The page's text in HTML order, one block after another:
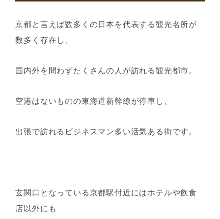
京都と言えば数多くの日本を代表する観光名所が
数多く存在し、
国内外を問わずたくさんの人が訪れる観光都市。
空港はないものの東海道新幹線が停車し、
出張で訪れるビジネスマン多い活気ある街です。
玄関口となっている京都駅付近にはホテルや飲食
店以外にも